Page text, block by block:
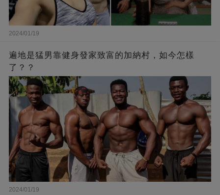
2024/01/19
遍地是猛男靠健身發家致富的加納村，如今怎樣
了？？
2024/01/19